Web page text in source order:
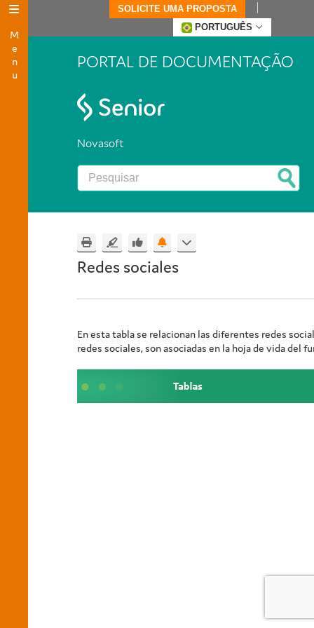
Menu
SOLICITE UMA PROPOSTA
PORTUGUÊS
PORTAL DE DOCUMENTAÇÃO
Novasoft
Redes sociales
En esta tabla se relacionan las diferentes redes
redes sociales, son asociadas en la hoja de vida del